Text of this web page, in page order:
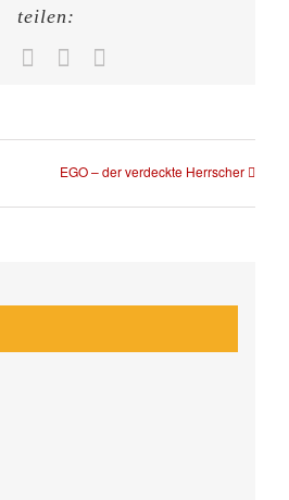
teilen:
Facebook WhatsApp
EGO – der verdeckte Herrscher